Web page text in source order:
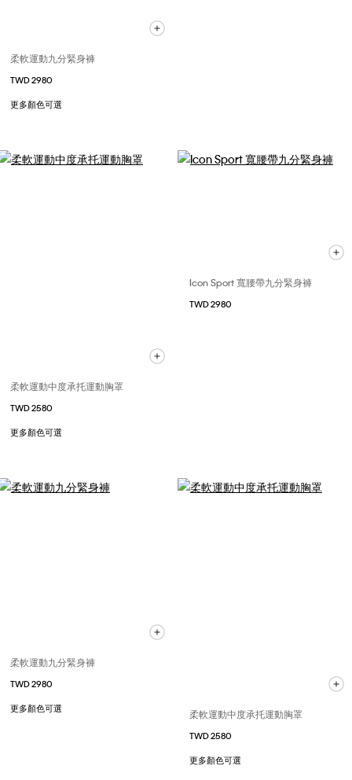
柔軟運動九分緊身褲
TWD 2980
更多顏色可選
柔軟運動中度承托運動胸罩
TWD 2580
更多顏色可選
Icon Sport 寬腰帶九分緊身褲
TWD 2980
柔軟運動九分緊身褲
TWD 2980
更多顏色可選 柔軟運動中度承托運動胸罩
TWD 2580
更多顏色可選